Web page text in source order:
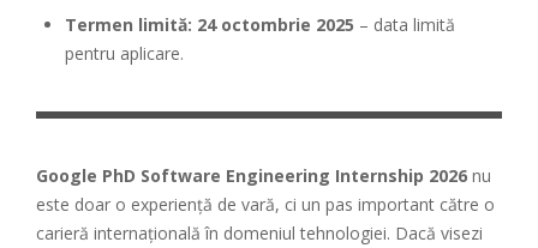
Termen limită: 24 octombrie 2025 – data limită
pentru aplicare.
Google PhD Software Engineering Internship 2026 nu
este doar o experiență de vară, ci un pas important către o
carieră internațională în domeniul tehnologiei. Dacă visezi